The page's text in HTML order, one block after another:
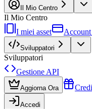
Il Mio Centro
Il Mio Centro
I miei asset
Account
Sviluppatori
Sviluppatori
Gestione API
Aggiorna Ora
Accedi